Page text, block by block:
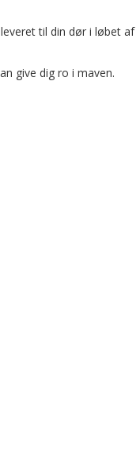
til din dør i løbet af
give dig ro i maven.